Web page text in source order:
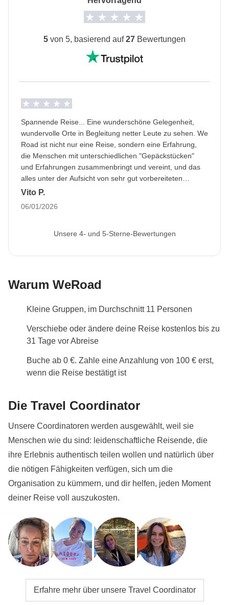
lokalen Drittanbietern durchgeführt, deren
Bedingungen gelten; WeRoad greift nicht in die
Verwaltung ein und übernimmt keine Verantwortung
Alle Details anzeigen
5 von 5, basierend auf27 Bewertungen
Spannende Reise... Eine wunderschöne Gelegenheit,
wundervolle Orte in Begleitung netter Leute zu sehen. We
Road ist nicht nur eine Reise, sondern eine Erfahrung,
die Menschen mit unterschiedlichen "Gepäckstücken"
und Erfahrungen zusammenbringt und vereint, und das
alles unter der Aufsicht von sehr gut vorbereiteten
Koordinatoren.
Vito P.
06/01/2026
Unsere 4- und 5-Sterne-Bewertungen
Warum WeRoad
Kleine Gruppen, im Durchschnitt 11 Personen
Verschiebe oder ändere deine Reise kostenlos bis zu
31 Tage vor Abreise
Buche ab 0 €. Zahle eine Anzahlung von 100 € erst,
wenn die Reise bestätigt ist
Die Travel Coordinator
Unsere Coordinatoren werden ausgewählt, weil sie
Menschen wie du sind: leidenschaftliche Reisende, die
ihre Erlebnis authentisch teilen wollen und natürlich über
die nötigen Fähigkeiten verfügen, sich um die
Organisation zu kümmern, und dir helfen, jeden Moment
deiner Reise voll auszukosten.
Erfahre mehr über unsere Travel Coordinator